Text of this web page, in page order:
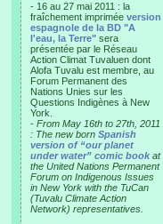
- 16 au 27 mai 2011 : la
fraîchement imprimée version
espagnole de la BD "A
l'eau, la Terre" sera
présentée par le Réseau
Action Climat Tuvaluen dont
Alofa Tuvalu est membre, au
Forum Permanent des
Nations Unies sur les
Questions Indigènes à New
York.
- From May 16th to 27th, 2011
: The new born Spanish
version of “our planet
under water” comic book at
the United Nations Permanent
Forum on Indigenous Issues
in New York with the TuCan
(Tuvalu Climate Action
Network) representatives.